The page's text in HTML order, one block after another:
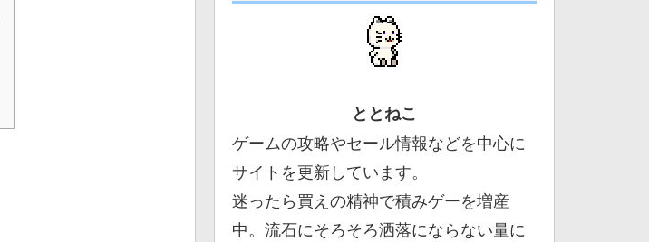
ととねこ
ゲームの攻略やセール情報などを中心に
サイトを更新しています。
迷ったら買えの精神で積みゲーを増産
中。流石にそろそろ洒落にならない量に